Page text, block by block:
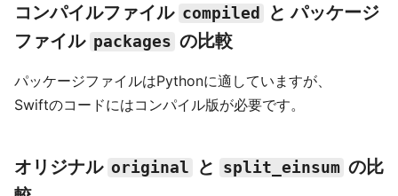
コンパイルファイル compiled
と パッケージ
ファイル packages の比較
パッケージファイルはPythonに適していますが、
Swiftのコードにはコンパイル版が必要です。
オリジナル original と split_einsum の比